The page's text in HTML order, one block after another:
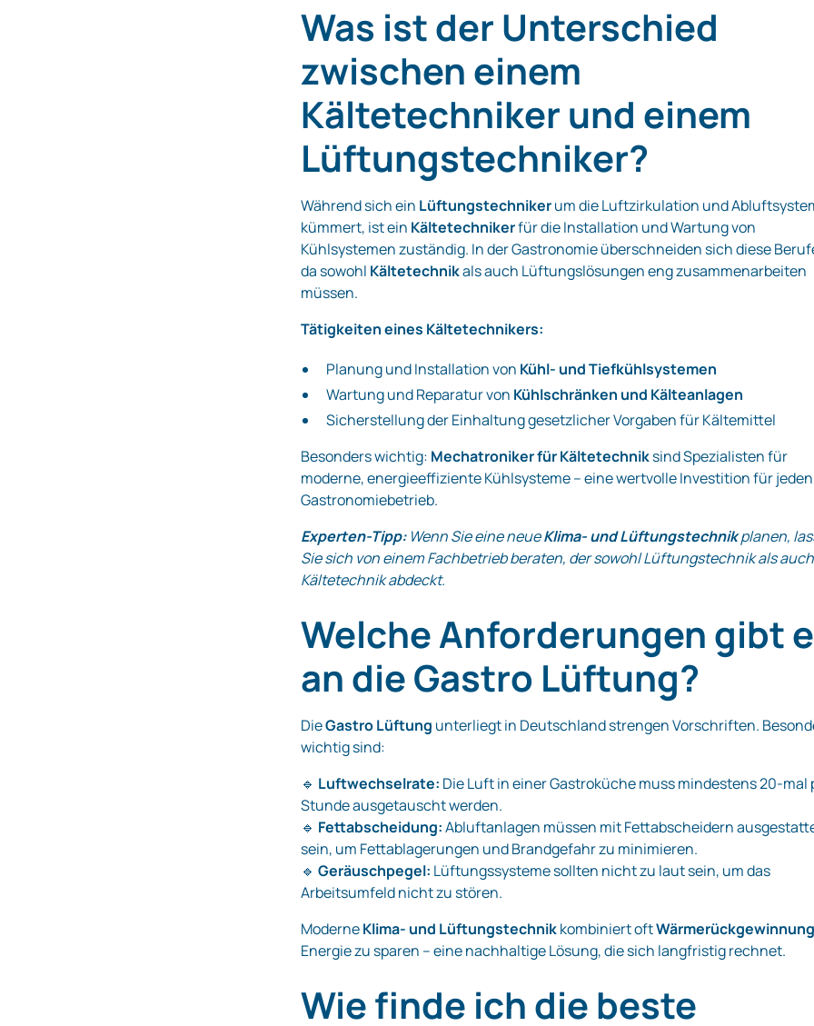
Was ist der Unterschied
zwischen einem
Kältetechniker und einem
Lüftungstechniker?
Während sich ein Lüftungstechnikerum die Luftzirkulation und
kümmert, ist ein Kältetechnikerfür die Installation und Wartung von
Kühlsystemen zuständig. In der Gastronomie überschneiden sich diese
da sowohl Kältetechnikals auch Lüftungslösungen eng zusammenarbeiten
müssen.
Tätigkeiten eines Kältetechnikers:
Planung und Installation von Kühl- und Tiefkühlsystemen
Wartung und Reparatur von Kühlschränken und Kälteanlagen
Sicherstellung der Einhaltung gesetzlicher Vorgaben für Kältemittel
Besonders wichtig: Mechatroniker für Kältetechniksind Spezialisten für
moderne, energieeffiziente Kühlsysteme – eine wertvolle Investition für jeden
Gastronomiebetrieb.
Experten-Tipp:Wenn Sie eine neueKlima- und Lüftungstechnikplanen,
Sie sich von einem Fachbetrieb beraten, der sowohl Lüftungstechnik als auch
Kältetechnik abdeckt.
Welche Anforderungen gibt
an die Gastro Lüftung?
DieGastro Lüftung unterliegt in Deutschland strengen Vorschriften.
wichtig sind:
🔹 Luftwechselrate: Die Luft in einer Gastroküche muss mindestens 20-mal
Stunde ausgetauscht werden.
🔹 Fettabscheidung:Abluftanlagen müssen mit Fettabscheidern
sein, um Fettablagerungen und Brandgefahr zu minimieren.
🔹Geräuschpegel: Lüftungssysteme sollten nicht zu laut sein, um das
Arbeitsumfeld nicht zu stören.
ModerneKlima- und Lüftungstechnikkombiniert oft
Energie zu sparen – eine nachhaltige Lösung, die sich langfristig rechnet.
Wie finde ich die beste